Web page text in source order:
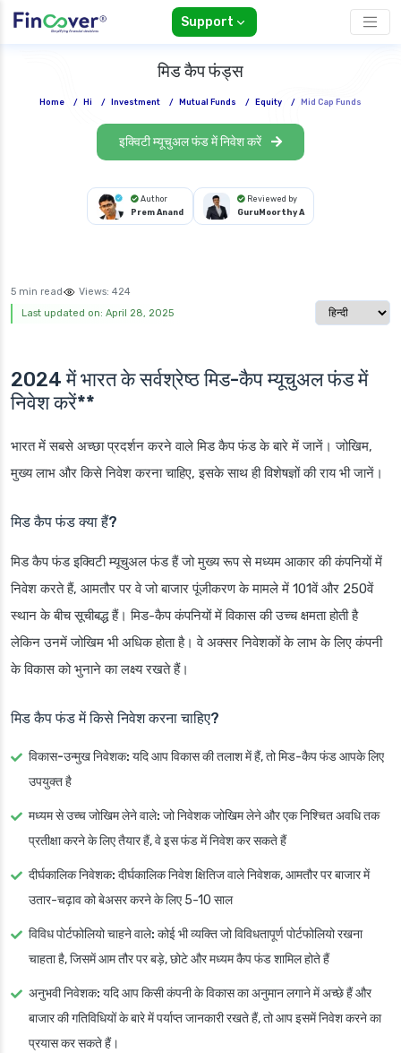
Support
मिड कैप फंड्स
Home / Hi / Investment / Mutual Funds / Equity / Mid Cap Funds
इक्विटी म्यूचुअल फंड में निवेश करें
Author
Prem Anand
Reviewed by
GuruMoorthy A
5 min read Views: 424
Last updated on: April 28, 2025
Select
2024 में भारत के सर्वश्रेष्ठ मिड-कैप म्यूचुअल फंड में
निवेश करें**
भारत में सबसे अच्छा प्रदर्शन करने वाले मिड कैप फंड के बारे में जानें। जोखिम,
मुख्य लाभ और किसे निवेश करना चाहिए, इसके साथ ही विशेषज्ञों की राय भी जानें।
मिड कैप फंड क्या हैं?
मिड कैप फंड इक्विटी म्यूचुअल फंड हैं जो मुख्य रूप से मध्यम आकार की कंपनियों में
निवेश करते हैं, आमतौर पर वे जो बाजार पूंजीकरण के मामले में 101वें और 250वें
स्थान के बीच सूचीबद्ध हैं। मिड-कैप कंपनियों में विकास की उच्च क्षमता होती है
लेकिन उनमें जोखिम भी अधिक होता है। वे अक्सर निवेशकों के लाभ के लिए कंपनी
के विकास को भुनाने का लक्ष्य रखते हैं।
मिड कैप फंड में किसे निवेश करना चाहिए?
विकास-उन्मुख निवेशक: यदि आप विकास की तलाश में हैं, तो मिड-कैप फंड आपके लिए
उपयुक्त है
मध्यम से उच्च जोखिम लेने वाले: जो निवेशक जोखिम लेने और एक निश्चित अवधि तक
प्रतीक्षा करने के लिए तैयार हैं, वे इस फंड में निवेश कर सकते हैं
दीर्घकालिक निवेशक: दीर्घकालिक निवेश क्षितिज वाले निवेशक, आमतौर पर बाजार में
उतार-चढ़ाव को बेअसर करने के लिए 5-10 साल
विविध पोर्टफोलियो चाहने वाले: कोई भी व्यक्ति जो विविधतापूर्ण पोर्टफोलियो रखना
चाहता है, जिसमें आम तौर पर बड़े, छोटे और मध्यम कैप फंड शामिल होते हैं
अनुभवी निवेशक: यदि आप किसी कंपनी के विकास का अनुमान लगाने में अच्छे हैं और
बाजार की गतिविधियों के बारे में पर्याप्त जानकारी रखते हैं, तो आप इसमें निवेश करने का
प्रयास कर सकते हैं।